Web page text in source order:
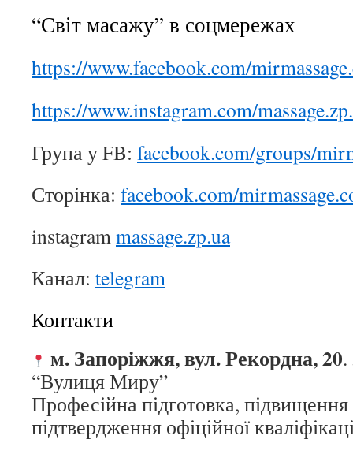
“Світ масажу” в соцмережах
https://www.facebook.com/
https://www.instagram.com/
Група у FB: facebook.com/groups/
Сторінка: facebook.com/
instagrammassage.zp.ua
Канал: telegram
Контакти
м. Запоріжжя, вул. Рекордна, 20
“Вулиця Миру”
Професійна підготовка, підвищення
підтвердження офіційної